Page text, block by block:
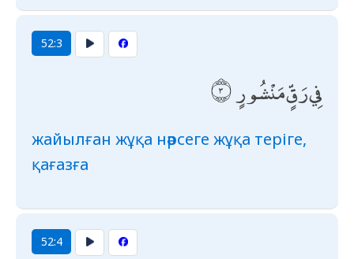
52:3
فِي رَقٍّ مَنْشُورٍ
жайылған жұқа нәрсеге жұқа теріге,
қағазға
52:4